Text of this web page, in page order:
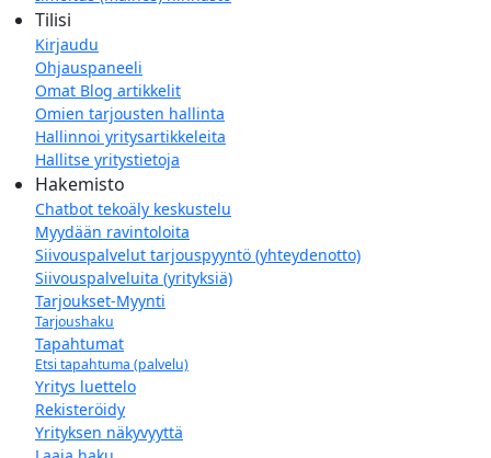
Tilisi
Kirjaudu
Ohjauspaneeli
Omat Blog artikkelit
Omien tarjousten hallinta
Hallinnoi yritysartikkeleita
Hallitse yritystietoja
Hakemisto
Chatbot tekoäly keskustelu
Myydään ravintoloita
Siivouspalvelut tarjouspyyntö (yhteydenotto)
Siivouspalveluita (yrityksiä)
Tarjoukset-Myynti
Tarjoushaku
Tapahtumat
Etsi tapahtuma (palvelu)
Yritys luettelo
Rekisteröidy
Yrityksen näkyvyyttä